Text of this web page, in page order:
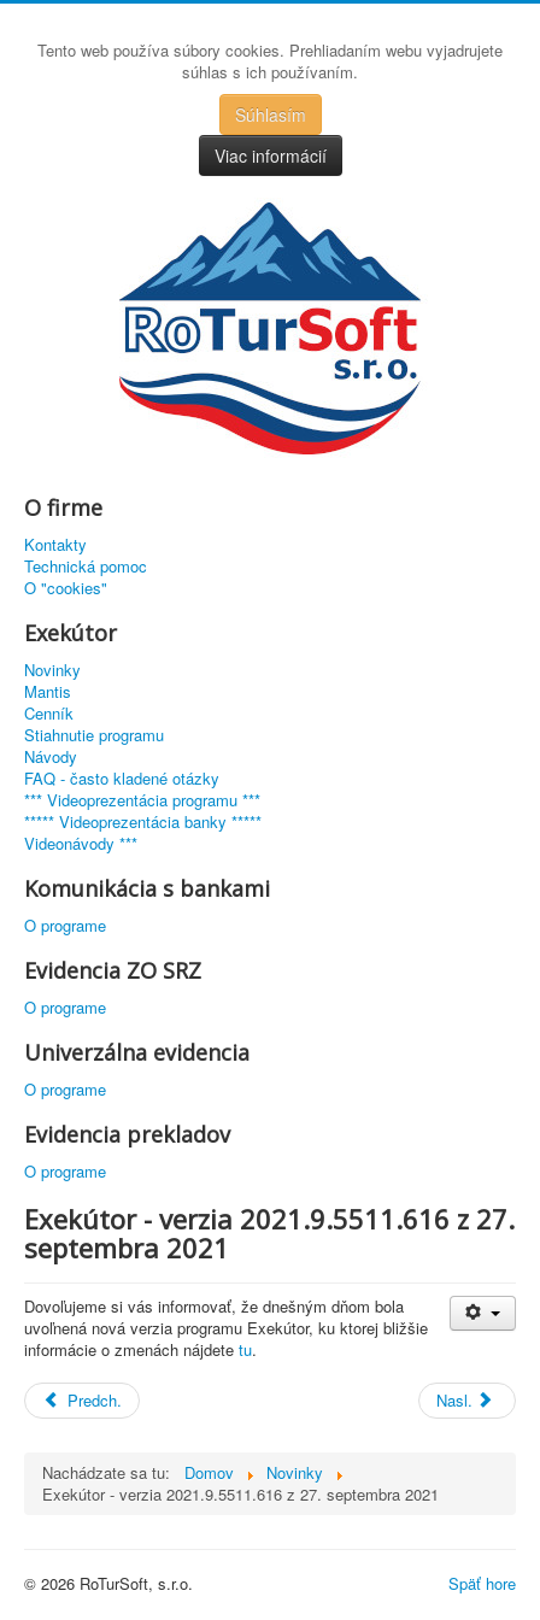
Tento web používa súbory cookies. Prehliadaním webu vyjadrujete
súhlas s ich používaním.
Súhlasím
Viac informácií
O firme
Kontakty
Technická pomoc
O "cookies"
Exekútor
Novinky
Mantis
Cenník
Stiahnutie programu
Návody
FAQ - často kladené otázky
*** Videoprezentácia programu ***
***** Videoprezentácia banky *****
Videonávody ***
Komunikácia s bankami
O programe
Evidencia ZO SRZ
O programe
Univerzálna evidencia
O programe
Evidencia prekladov
O programe
Exekútor - verzia 2021.9.5511.616 z 27.
septembra 2021
Dovoľujeme si vás informovať, že dnešným dňom bola
uvoľnená nová verzia programu Exekútor, ku ktorej bližšie
informácie o zmenách nájdete tu.
Predch. Nasl.
Nachádzate sa tu: Domov
Novinky
Exekútor - verzia 2021.9.5511.616 z 27. septembra 2021
Späť hore
© 2026 RoTurSoft, s.r.o.